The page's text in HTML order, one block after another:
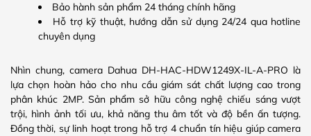
Bảo hành sản phẩm 24 tháng chính hãng
Hỗ trợ kỹ thuật, hướng dẫn sử dụng 24/24 qua hotline
chuyên dụng
Nhìn chung, camera Dahua DH-HAC-HDW1249X-IL-A-PRO là
lựa chọn hoàn hảo cho nhu cầu giám sát chất lượng cao trong
phân khúc 2MP. Sản phẩm sở hữu công nghệ chiếu sáng vượt
trội, hình ảnh tối ưu, khả năng thu âm tốt và độ bền ấn tượng.
Đồng thời, sự linh hoạt trong hỗ trợ 4 chuẩn tín hiệu giúp camera